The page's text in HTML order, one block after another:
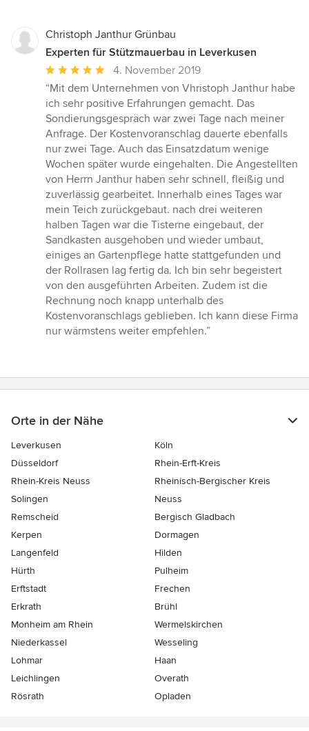
Christoph Janthur Grünbau
Experten für Stützmauerbau in Leverkusen
Durchschnittliche
Bewertung:
5
von
5
Sternen
4. November 2019
“Mit dem Unternehmen von Vhristoph Janthur habe
ich sehr positive Erfahrungen gemacht. Das
Sondierungsgespräch war zwei Tage nach meiner
Anfrage. Der Kostenvoranschlag dauerte ebenfalls
nur zwei Tage. Auch das Einsatzdatum wenige
Wochen später wurde eingehalten. Die Angestellten
von Herrn Janthur haben sehr schnell, fleißig und
zuverlässig gearbeitet. Innerhalb eines Tages war
mein Teich zurückgebaut. nach drei weiteren
halben Tagen war die Tisterne eingebaut, der
Sandkasten ausgehoben und wieder umbaut,
einiges an Gartenpflege hatte stattgefunden und
der Rollrasen lag fertig da. Ich bin sehr begeistert
von den ausgeführten Arbeiten. Zudem ist die
Rechnung noch knapp unterhalb des
Kostenvoranschlags geblieben. Ich kann diese Firma
nur wärmstens weiter empfehlen.”
Orte in der Nähe
Leverkusen
Köln
Düsseldorf
Rhein-Erft-Kreis
Rhein-Kreis Neuss
Rheinisch-Bergischer Kreis
Solingen
Neuss
Remscheid
Bergisch Gladbach
Kerpen
Dormagen
Langenfeld
Hilden
Hürth
Pulheim
Erftstadt
Frechen
Erkrath
Brühl
Monheim am Rhein
Wermelskirchen
Niederkassel
Wesseling
Lohmar
Haan
Leichlingen
Overath
Rösrath
Opladen